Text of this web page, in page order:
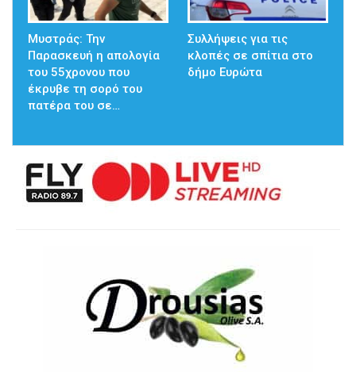
Μυστράς: Την
Παρασκευή η απολογία
του 55χρονου που
έκρυβε τη σορό του
πατέρα του σε…
Συλλήψεις για τις
κλοπές σε σπίτια στο
δήμο Ευρώτα